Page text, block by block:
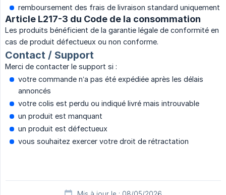
remboursement des frais de livraison standard uniquement
Article L217-3 du Code de la consommation
Les produits bénéficient de la garantie légale de conformité en
cas de produit défectueux ou non conforme.
Contact / Support
Merci de contacter le support si :
votre commande n’a pas été expédiée après les délais
annoncés
votre colis est perdu ou indiqué livré mais introuvable
un produit est manquant
un produit est défectueux
vous souhaitez exercer votre droit de rétractation